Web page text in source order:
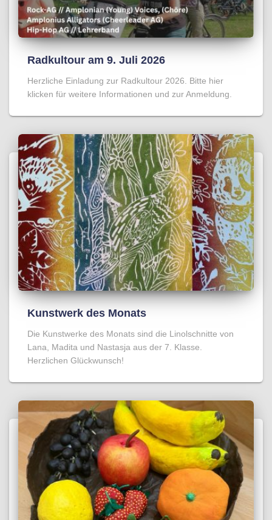
Radkultour am 9. Juli 2026
Herzliche Einladung zur Radkultour 2026. Bitte hier
klicken für weitere Informationen und zur Anmeldung.
Kunstwerk des Monats
Die Kunstwerke des Monats sind die Linolschnitte von
Lana, Madita und Nastasja aus der 7. Klasse.
Herzlichen Glückwunsch!